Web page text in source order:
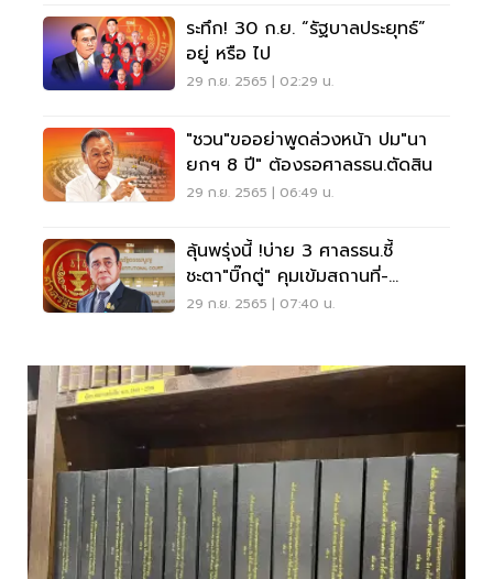
ระทึก! 30 ก.ย. “รัฐบาลประยุทธ์”
อยู่ หรือ ไป
29 ก.ย. 2565 | 02:29 น.
"ชวน"ขออย่าพูดล่วงหน้า ปม"นา
ยกฯ 8 ปี" ต้องรอศาลรธน.ตัดสิน
29 ก.ย. 2565 | 06:49 น.
ลุ้นพรุ่งนี้ !บ่าย 3 ศาลรธน.ชี้
ชะตา"บิ๊กตู่" คุมเข้มสถานที่-
ถ่ายทอดสด
29 ก.ย. 2565 | 07:40 น.